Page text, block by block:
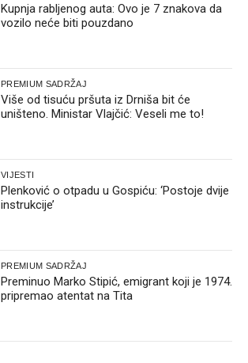
Kupnja rabljenog auta: Ovo je 7 znakova da
vozilo neće biti pouzdano
PREMIUM SADRŽAJ
Više od tisuću pršuta iz Drniša bit će
uništeno. Ministar Vlajčić: Veseli me to!
VIJESTI
Plenković o otpadu u Gospiću: ‘Postoje dvije
instrukcije’
PREMIUM SADRŽAJ
Preminuo Marko Stipić, emigrant koji je 1974.
pripremao atentat na Tita